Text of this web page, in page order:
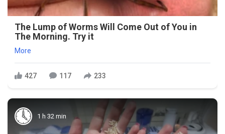
The Lump of Worms Will Come Out of You in
The Morning. Try it
More
427 117 233
1 h 32 min